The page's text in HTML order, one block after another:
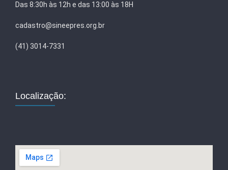
Das 8:30h às 12h e das 13:00 às 18H
cadastro@sineepres.org.br
(41) 3014-7331
Localização: